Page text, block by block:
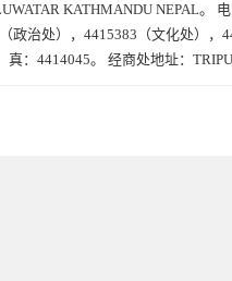
KATHMANDU NEPAL。
政治处），4415383（文化处），
：4414045。 经商处地址：